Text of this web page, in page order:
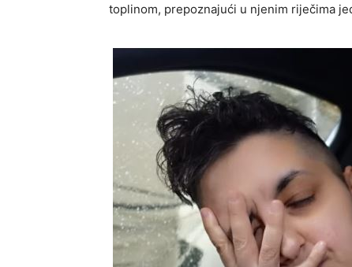
toplinom, prepoznajući u njenim riječima